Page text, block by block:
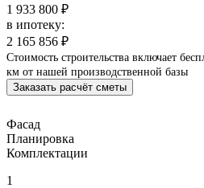
1 933 800 ₽
в ипотеку:
2 165 856 ₽
Стоимость строительства включает
км от нашей производственной базы
Заказать расчёт сметы
Фасад
Планировка
Комплектации
1